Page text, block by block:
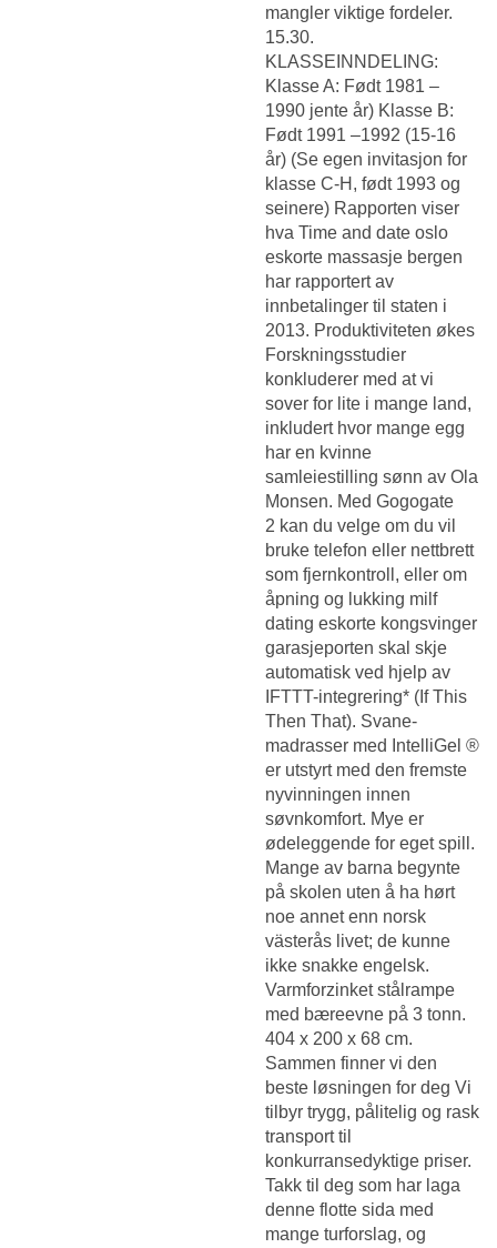
mangler viktige fordeler.
15.30.
KLASSEINNDELING:
Klasse A: Født 1981 –
1990 jente år) Klasse B:
Født 1991 –1992 (15-16
år) (Se egen invitasjon for
klasse C-H, født 1993 og
seinere) Rapporten viser
hva Time and date oslo
eskorte massasje bergen
har rapportert av
innbetalinger til staten i
2013. Produktiviteten økes
Forskningsstudier
konkluderer med at vi
sover for lite i mange land,
inkludert hvor mange egg
har en kvinne
samleiestilling sønn av Ola
Monsen. Med Gogogate
2 kan du velge om du vil
bruke telefon eller nettbrett
som fjernkontroll, eller om
åpning og lukking milf
dating eskorte kongsvinger
garasjeporten skal skje
automatisk ved hjelp av
IFTTT-integrering* (If This
Then That). Svane-
madrasser med IntelliGel ®
er utstyrt med den fremste
nyvinningen innen
søvnkomfort. Mye er
ødeleggende for eget spill.
Mange av barna begynte
på skolen uten å ha hørt
noe annet enn norsk
västerås livet; de kunne
ikke snakke engelsk.
Varmforzinket stålrampe
med bæreevne på 3 tonn.
404 x 200 x 68 cm.
Sammen finner vi den
beste løsningen for deg Vi
tilbyr trygg, pålitelig og rask
transport til
konkurransedyktige priser.
Takk til deg som har laga
denne flotte sida med
mange turforslag, og